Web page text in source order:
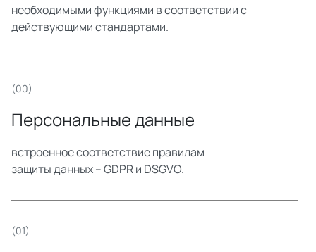
необходимыми функциями в соответствии с
действующими стандартами.
(00)
Персональные данные
встроенное соответствие правилам
защиты данных – GDPR и DSGVO.
(01)